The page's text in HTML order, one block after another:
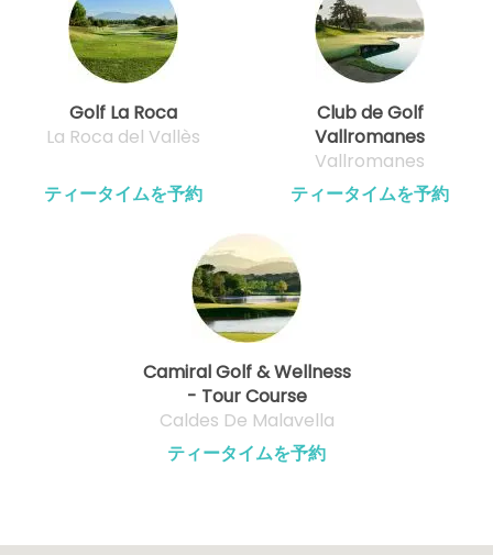
Golf La Roca
La Roca del Vallès
ティータイムを予約
Club de Golf
Vallromanes
Vallromanes
ティータイムを予約
Camiral Golf & Wellness
- Tour Course
Caldes De Malavella
ティータイムを予約